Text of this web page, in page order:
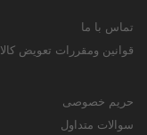
تماس با ما
قوانین ومقررات تعویض کالا
حریم خصوصی
سوالات متداول